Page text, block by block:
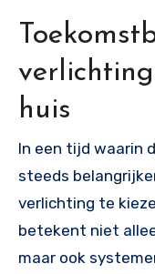
huis
In een tijd waarin
steeds
verlichting te
betekent niet
maar ook